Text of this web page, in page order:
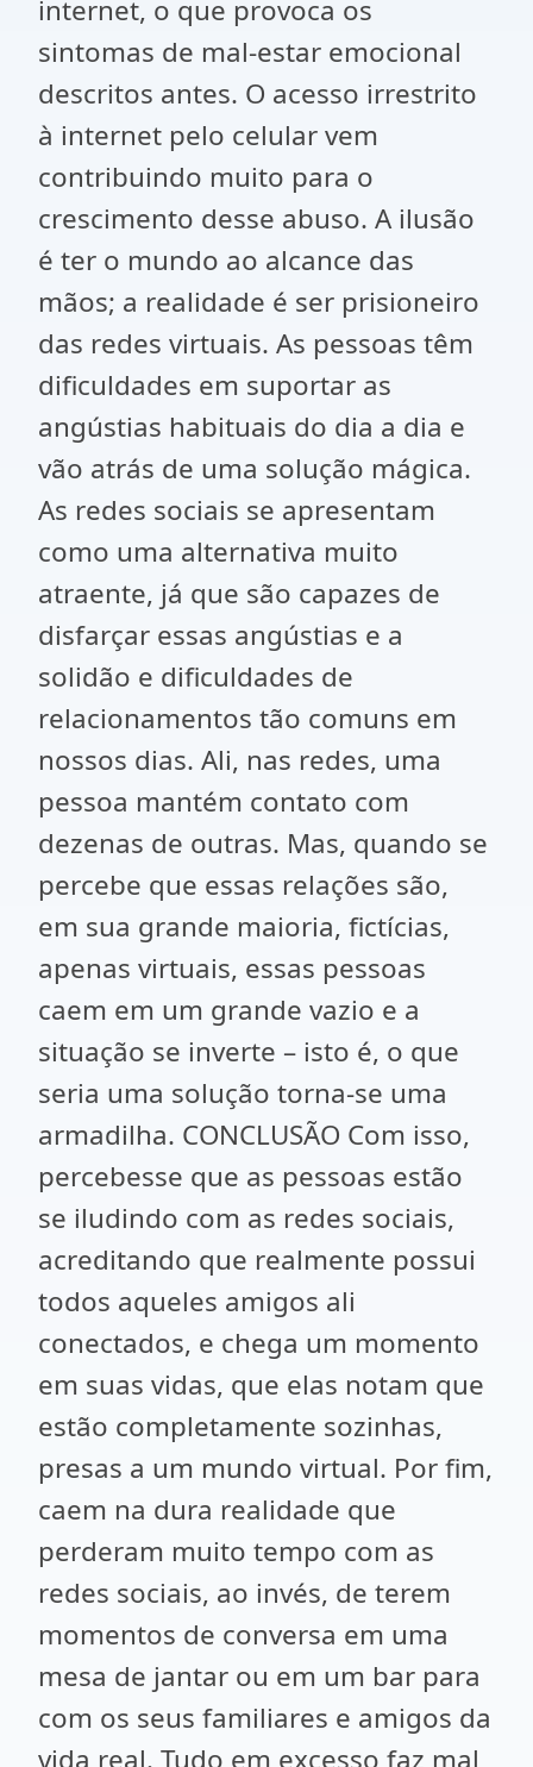
internet, o que provoca os
sintomas de mal-estar emocional
descritos antes. O acesso irrestrito
à internet pelo celular vem
contribuindo muito para o
crescimento desse abuso. A ilusão
é ter o mundo ao alcance das
mãos; a realidade é ser prisioneiro
das redes virtuais. As pessoas têm
dificuldades em suportar as
angústias habituais do dia a dia e
vão atrás de uma solução mágica.
As redes sociais se apresentam
como uma alternativa muito
atraente, já que são capazes de
disfarçar essas angústias e a
solidão e dificuldades de
relacionamentos tão comuns em
nossos dias. Ali, nas redes, uma
pessoa mantém contato com
dezenas de outras. Mas, quando se
percebe que essas relações são,
em sua grande maioria, fictícias,
apenas virtuais, essas pessoas
caem em um grande vazio e a
situação se inverte – isto é, o que
seria uma solução torna-se uma
armadilha. CONCLUSÃO Com isso,
percebesse que as pessoas estão
se iludindo com as redes sociais,
acreditando que realmente possui
todos aqueles amigos ali
conectados, e chega um momento
em suas vidas, que elas notam que
estão completamente sozinhas,
presas a um mundo virtual. Por fim,
caem na dura realidade que
perderam muito tempo com as
redes sociais, ao invés, de terem
momentos de conversa em uma
mesa de jantar ou em um bar para
com os seus familiares e amigos da
vida real. Tudo em excesso faz mal